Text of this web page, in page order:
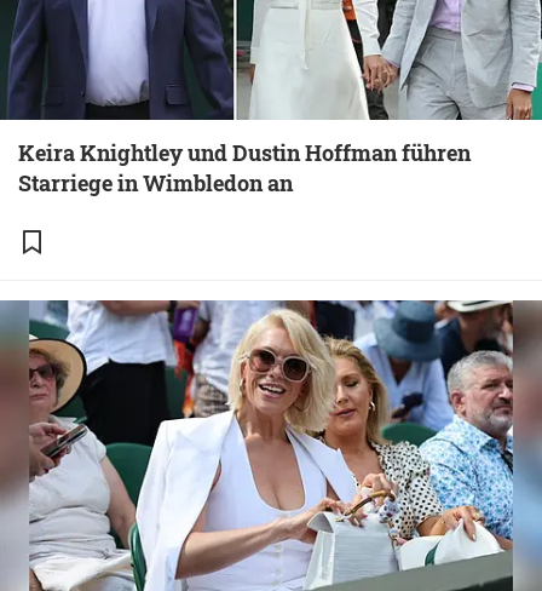
Keira Knightley und Dustin Hoffman führen
Starriege in Wimbledon an